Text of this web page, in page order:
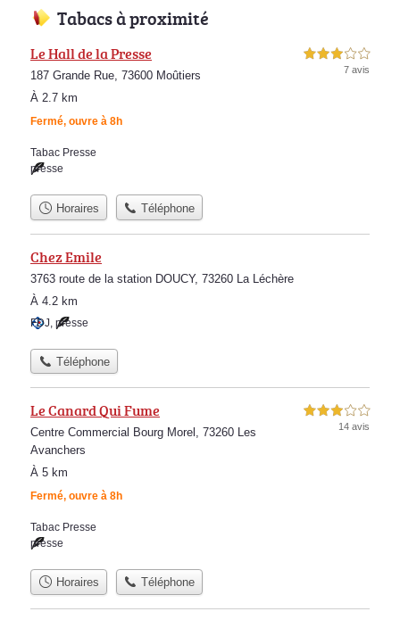
Tabacs à proximité
Le Hall de la Presse
187 Grande Rue, 73600 Moûtiers
À 2.7 km
Fermé, ouvre à 8h
3,0 étoiles sur 5
7 avis
Tabac Presse
presse
Horaires Téléphone
Chez Emile
3763 route de la station DOUCY, 73260 La Léchère
À 4.2 km
FDJ, presse
Téléphone
Le Canard Qui Fume
Centre Commercial Bourg Morel, 73260 Les
Avanchers
À 5 km
Fermé, ouvre à 8h
3,0 étoiles sur 5
14 avis
Tabac Presse
presse
Horaires Téléphone